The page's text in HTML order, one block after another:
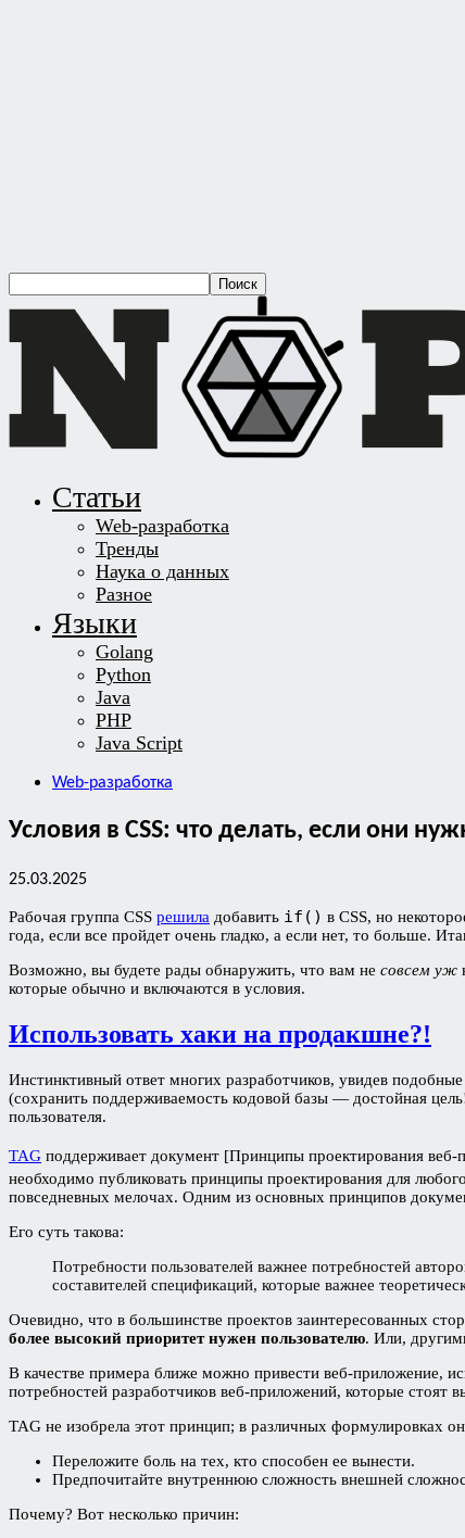
Статьи
Web-разработка
Тренды
Наука о данных
Разное
Языки
Golang
Python
Java
PHP
Java Script
Web-разработка
Условия в CSS: что делать, если они
25.03.2025
Рабочая группа CSS решила добавить if() в CSS, но
года, если все пройдет очень гладко, а если нет, то больше.
Возможно, вы будете рады обнаружить, что вам не совсем уж
которые обычно и включаются в условия.
Использовать хаки на продакшне?!
Инстинктивный ответ многих разработчиков, увидев
(сохранить поддерживаемость кодовой базы — достойная
пользователя.
TAG поддерживает документ [Принципы проектирования веб-
необходимо публиковать принципы проектирования для
повседневных мелочах. Одним из основных принципов
Его суть такова:
Потребности пользователей важнее потребностей
составителей спецификаций, которые важнее
Очевидно, что в большинстве проектов заинтересованных
более высокий приоритет нужен пользователю. Или,
В качестве примера ближе можно привести веб-приложение,
потребностей разработчиков веб-приложений, которые
TAG не изобрела этот принцип; в различных формулировках
Переложите боль на тех, кто способен ее вынести.
Предпочитайте внутреннюю сложность внешней
Почему? Вот несколько причин: